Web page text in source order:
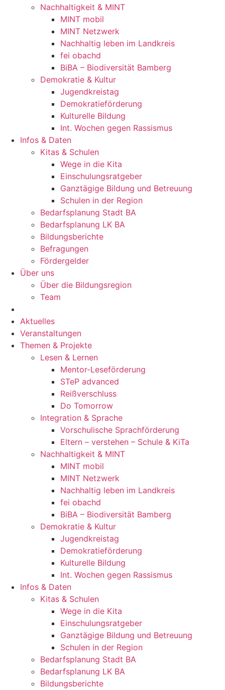
Nachhaltigkeit & MINT
MINT mobil
MINT Netzwerk
Nachhaltig leben im Landkreis
fei obachd
BiBA – Biodiversität Bamberg
Demokratie & Kultur
Jugendkreistag
Demokratieförderung
Kulturelle Bildung
Int. Wochen gegen Rassismus
Infos & Daten
Kitas & Schulen
Wege in die Kita
Einschulungsratgeber
Ganztägige Bildung und Betreuung
Schulen in der Region
Bedarfsplanung Stadt BA
Bedarfsplanung LK BA
Bildungsberichte
Befragungen
Förder­gelder
Über uns
Über die Bildungsregion
Team
Aktuelles
Veranstaltungen
Themen & Projekte
Lesen & Lernen
Mentor-Leseförderung
STeP advanced
Reißverschluss
Do Tomorrow
Integration & Sprache
Vorschulische Sprachförderung
Eltern – verstehen – Schule & KiTa
Nachhaltigkeit & MINT
MINT mobil
MINT Netzwerk
Nachhaltig leben im Landkreis
fei obachd
BiBA – Biodiversität Bamberg
Demokratie & Kultur
Jugendkreistag
Demokratieförderung
Kulturelle Bildung
Int. Wochen gegen Rassismus
Infos & Daten
Kitas & Schulen
Wege in die Kita
Einschulungsratgeber
Ganztägige Bildung und Betreuung
Schulen in der Region
Bedarfsplanung Stadt BA
Bedarfsplanung LK BA
Bildungsberichte